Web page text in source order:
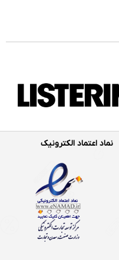
نماد اعتماد الکترونیک